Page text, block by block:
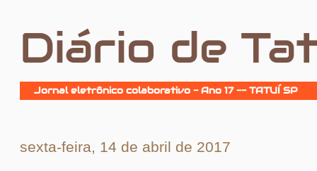
Diário de
Jornal eletrônico colaborativo - Ano 17 -- TATUÍ SP
sexta-feira, 14 de abril de 2017